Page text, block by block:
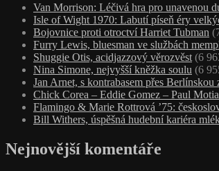
Van Morrison: Léčivá hra pro unavenou
Isle of Wight 1970: Labutí píseň éry
Bojovnice proti otroctví Harriet Tubman
Furry Lewis, bluesman ve službách
Shuggie Otis, acidjazzový věrozvěst (6
Nina Simone, nejvyšší kněžka soulu (6
Jan Arnet, s kontrabasem přes Berlínskou
Chick Corea – Eddie Gomez – Paul
Flamingo & Marie Rottrová ’75:
Bill Withers, úspěšná hudební kariéra
Nejnovější komentáře